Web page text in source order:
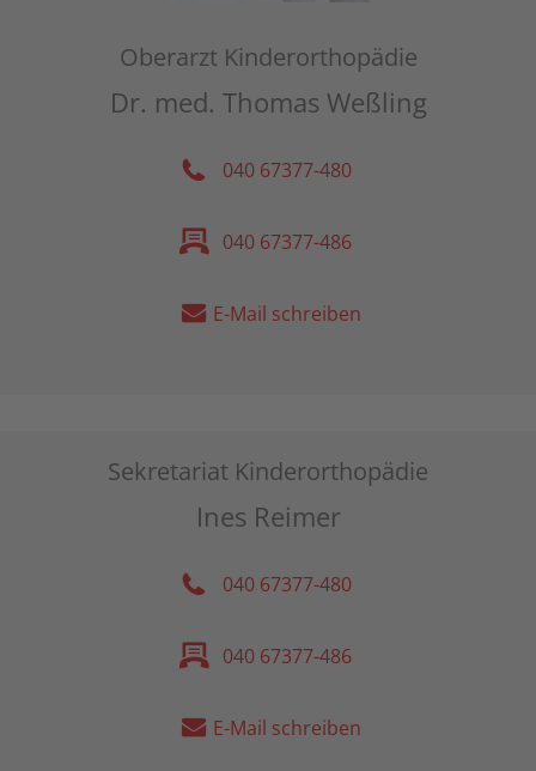
Oberarzt Kinderorthopädie
Dr. med. Thomas Weßling
040 67377-480
040 67377-486
E-Mail schreiben
Sekretariat Kinderorthopädie
Ines Reimer
040 67377-480
040 67377-486
E-Mail schreiben